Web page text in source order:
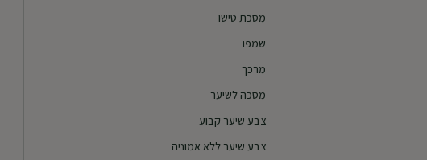
מסכת טישו
שמפו
מרכך
מסכה לשיער
צבע שיער קבוע
צבע שיער ללא אמוניה